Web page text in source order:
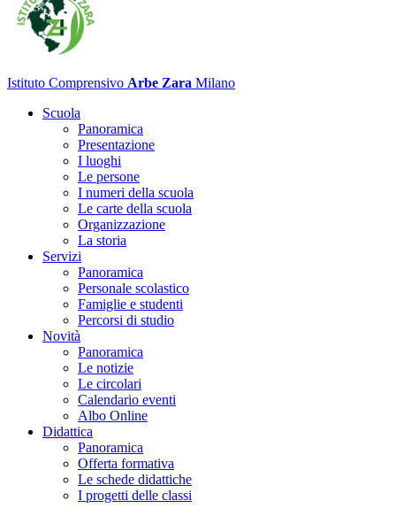
Istituto Comprensivo Arbe Zara Milano
Scuola
Panoramica
Presentazione
I luoghi
Le persone
I numeri della scuola
Le carte della scuola
Organizzazione
La storia
Servizi
Panoramica
Personale scolastico
Famiglie e studenti
Percorsi di studio
Novità
Panoramica
Le notizie
Le circolari
Calendario eventi
Albo Online
Didattica
Panoramica
Offerta formativa
Le schede didattiche
I progetti delle classi